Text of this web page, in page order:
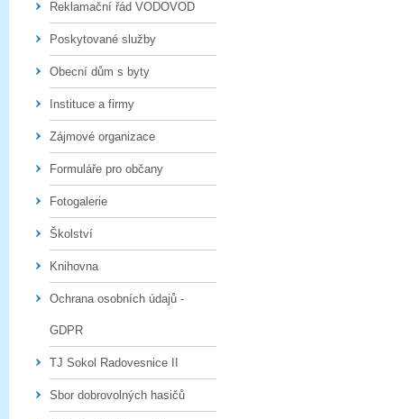
Reklamační řád VODOVOD
Poskytované služby
Obecní dům s byty
Instituce a firmy
Zájmové organizace
Formuláře pro občany
Fotogalerie
Školství
Knihovna
Ochrana osobních údajů -
GDPR
TJ Sokol Radovesnice II
Sbor dobrovolných hasičů